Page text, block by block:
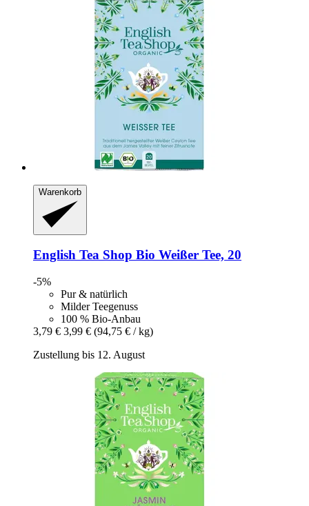
Warenkorb
English Tea Shop Bio Weißer Tee, 20
-5%
Pur & natürlich
Milder Teegenuss
100 % Bio-Anbau
3,79 € 3,99 € (94,75 € / kg)
Zustellung bis 12. August